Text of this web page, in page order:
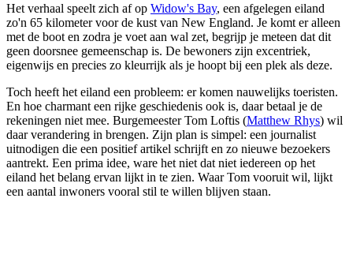
Het verhaal speelt zich af op Widow's Bay, een afgelegen eiland
zo'n 65 kilometer voor de kust van New England. Je komt er alleen
met de boot en zodra je voet aan wal zet, begrijp je meteen dat dit
geen doorsnee gemeenschap is. De bewoners zijn excentriek,
eigenwijs en precies zo kleurrijk als je hoopt bij een plek als deze.
Toch heeft het eiland een probleem: er komen nauwelijks toeristen.
En hoe charmant een rijke geschiedenis ook is, daar betaal je de
rekeningen niet mee. Burgemeester Tom Loftis (Matthew Rhys) wil
daar verandering in brengen. Zijn plan is simpel: een journalist
uitnodigen die een positief artikel schrijft en zo nieuwe bezoekers
aantrekt. Een prima idee, ware het niet dat niet iedereen op het
eiland het belang ervan lijkt in te zien. Waar Tom vooruit wil, lijkt
een aantal inwoners vooral stil te willen blijven staan.